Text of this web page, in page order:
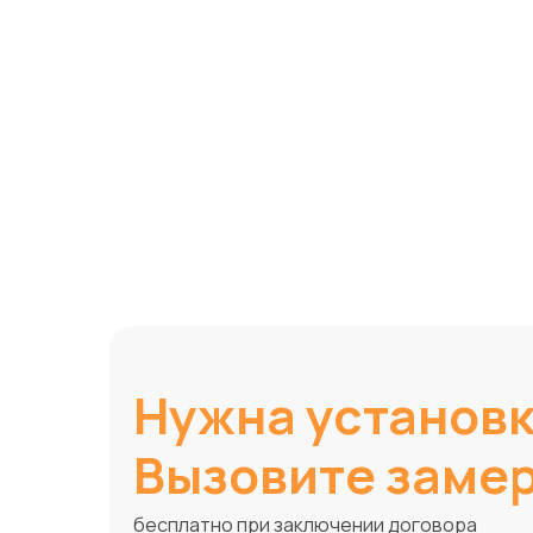
Нужна
Вызовите
бесплатно при заключении договора